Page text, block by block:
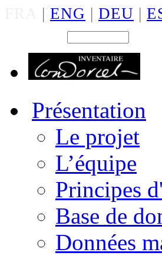
| ENG | DEU |
Présentation
Le projet
L’équipe
Principes
Base de
Données